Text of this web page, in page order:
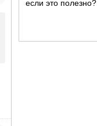
если это полезно?